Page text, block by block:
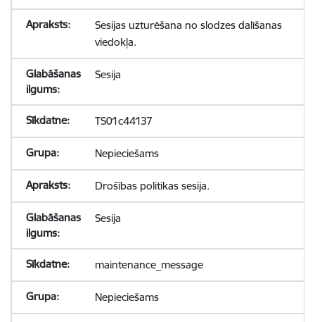
Sesijas uzturēšana no slodzes dalīšanas
viedokļa.
Sesija
TS01c44137
Nepieciešams
Drošības politikas sesija.
Sesija
maintenance_message
Nepieciešams